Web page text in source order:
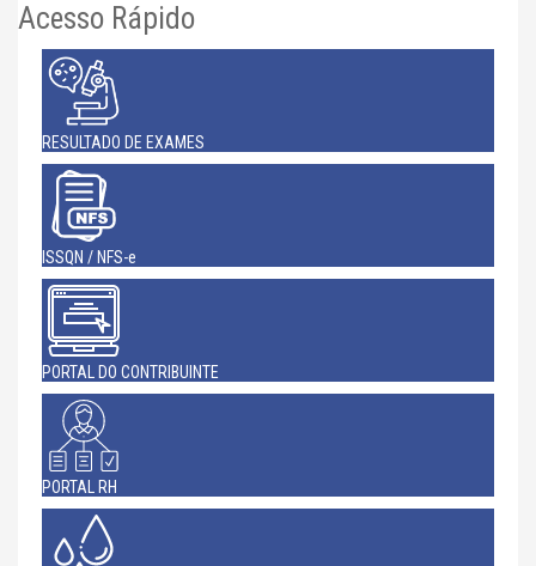
Acesso Rápido
RESULTADO DE EXAMES
ISSQN / NFS-e
PORTAL DO CONTRIBUINTE
PORTAL RH